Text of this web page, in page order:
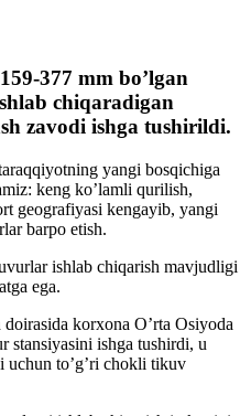
377 mm bo’lgan
chiqaradigan
zavodi ishga tushirildi.
yangi bosqichiga
keng ko’lamli qurilish,
geografiyasi kengayib, yangi
barpo etish.
ishlab chiqarish mavjudligi
ega.
korxona O’rta Osiyoda
ishga tushirdi, u
to’g’ri chokli tikuv